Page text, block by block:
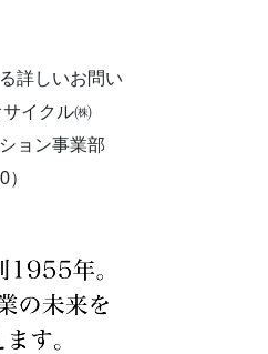
詳しいお問い
イクル㈱
ョン事業部